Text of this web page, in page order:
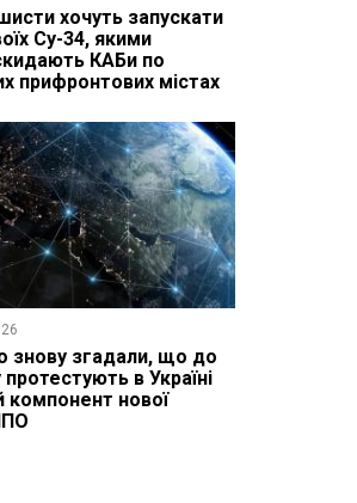
хочуть запускати
Су-34, якими
КАБи по
прифронтових містах
знову згадали, що до
протестують в Україні
компонент нової